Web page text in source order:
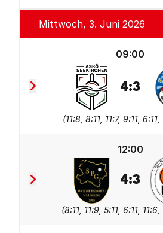
Mittwoch, 3. Juni 2026
09:00
ASKÖ
4:3
(11:8, 8:11, 11:7, 9:11, 6:11,
12:00
SPG
4:3
(8:11, 11:9, 5:11, 6:11, 11:6,